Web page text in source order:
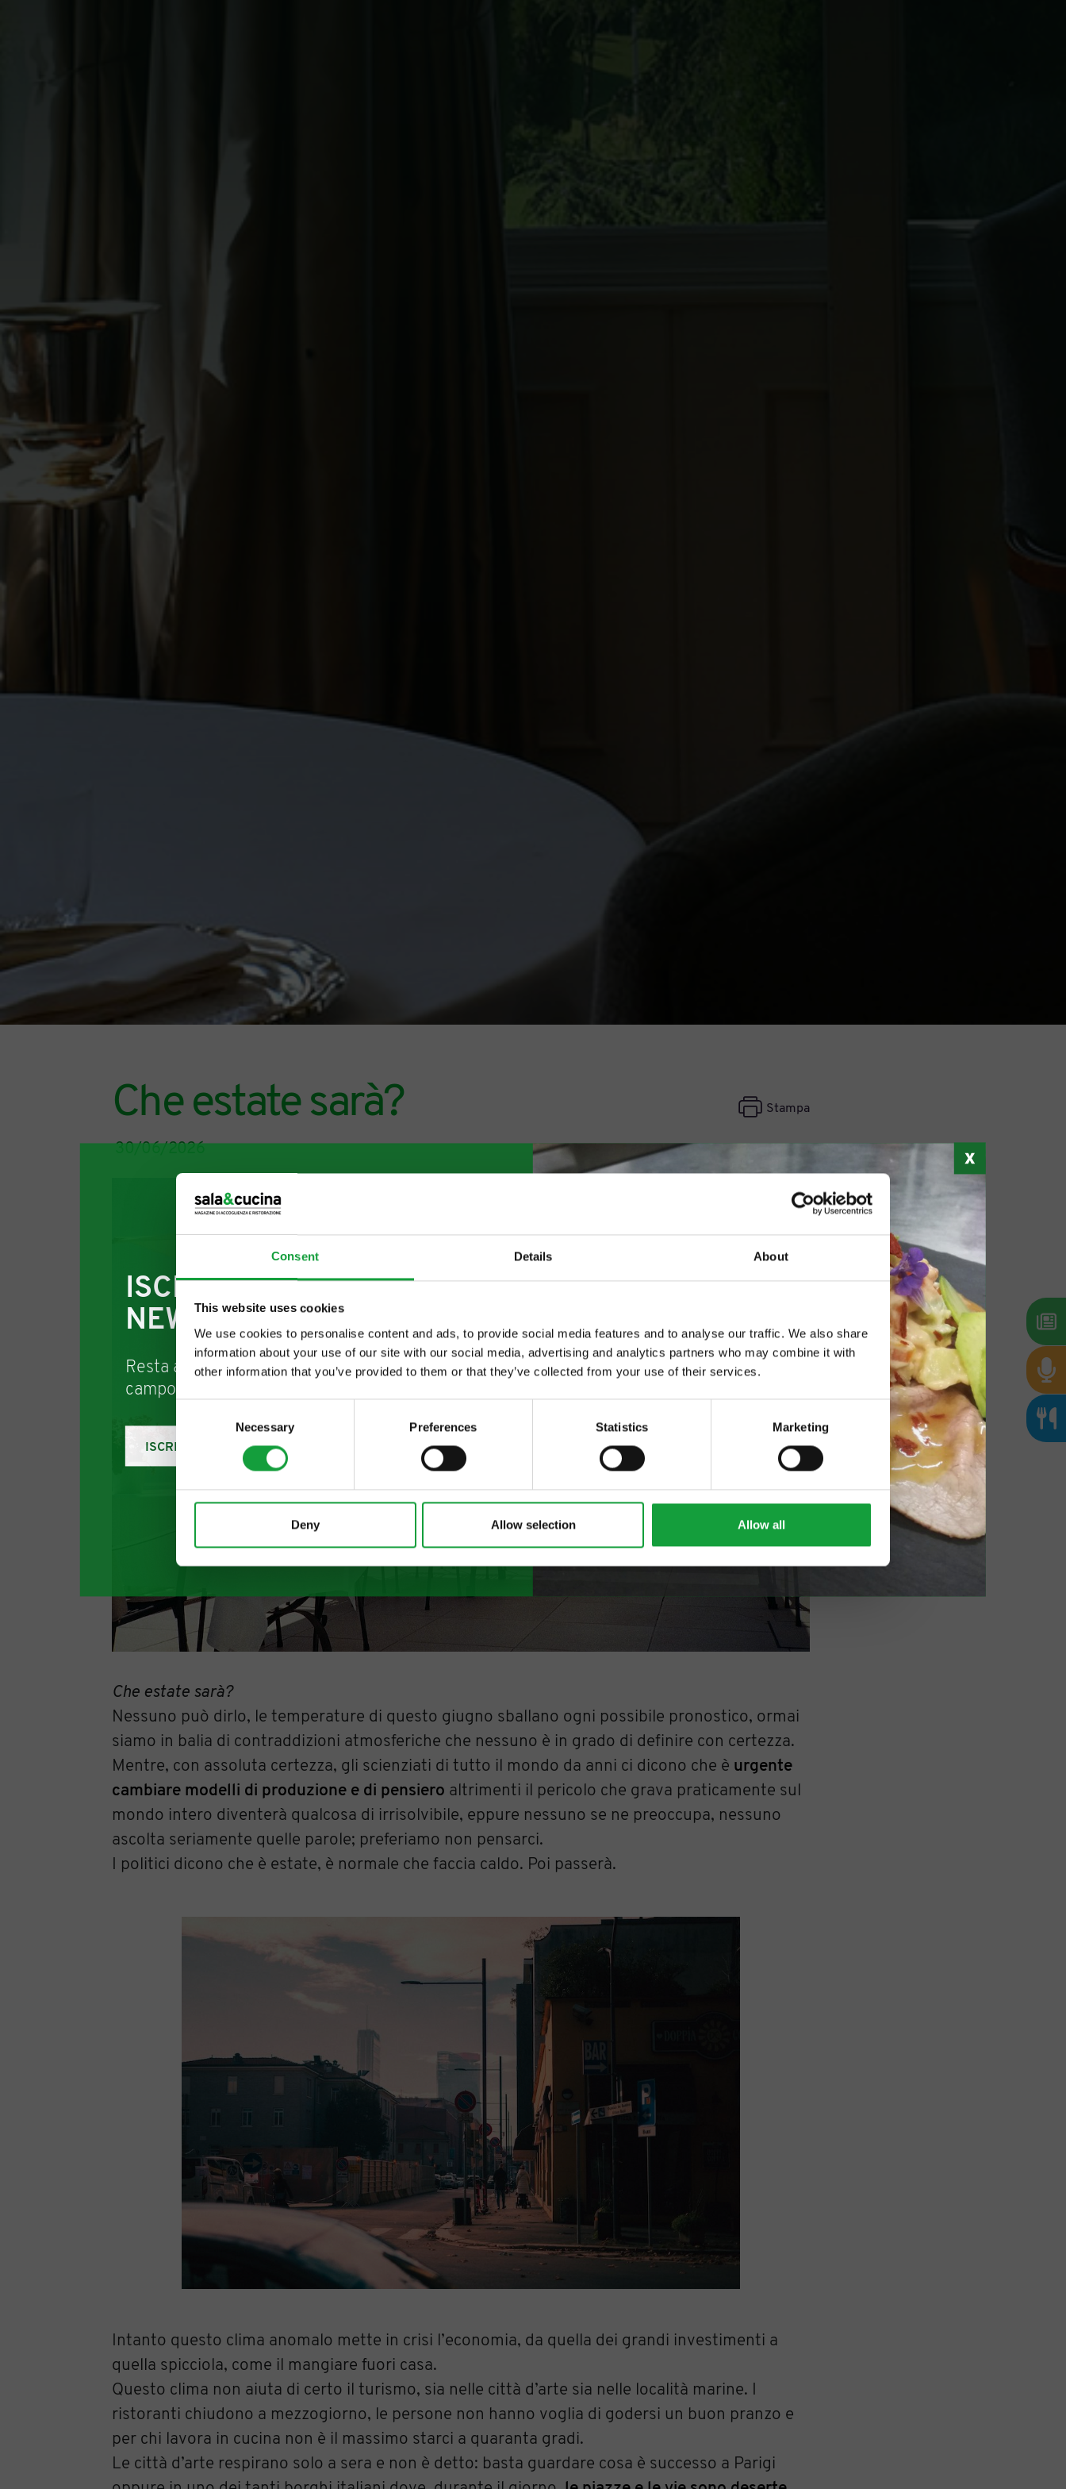
Consent Details About
This website uses cookies
We use cookies to personalise content and ads, to provide social media features and to analyse our traffic. We also share
information about your use of our site with our social media, advertising and analytics partners who may combine it with
other information that you’ve provided to them or that they’ve collected from your use of their services.
Selection
Necessary Preferences Statistics Marketing
Deny Allow selection Allow all
Che estate sarà? Stampa
Che estate sarà?
Nessuno può dirlo, le temperature di questo giugno sballano ogni possibile pronostico, ormai
siamo in balia di contraddizioni atmosferiche che nessuno è in grado di definire con certezza.
Mentre, con assoluta certezza, gli scienziati di tutto il mondo da anni ci dicono che è urgente
cambiare modelli di produzione e di pensiero altrimenti il pericolo che grava praticamente sul
mondo intero diventerà qualcosa di irrisolvibile, eppure nessuno se ne preoccupa, nessuno
ascolta seriamente quelle parole; preferiamo non pensarci.
I politici dicono che è estate, è normale che faccia caldo. Poi passerà.
Intanto questo clima anomalo mette in crisi l’economia, da quella dei grandi investimenti a
quella spicciola, come il mangiare fuori casa.
Questo clima non aiuta di certo il turismo, sia nelle città d’arte sia nelle località marine. I
ristoranti chiudono a mezzogiorno, le persone non hanno voglia di godersi un buon pranzo e
per chi lavora in cucina non è il massimo starci a quaranta gradi.
Le città d’arte respirano solo a sera e non è detto: basta guardare cosa è successo a Parigi
ISCRIVITI ALLA
NEWSLETTER
Resta aggiornato su tutte le ultime novita nel
campo della ristorazione e del food.
ISCRIVITI